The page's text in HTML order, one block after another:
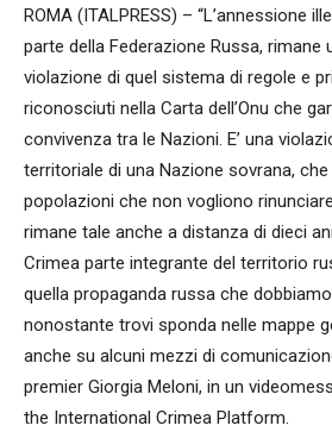
ROMA (ITALPRESS) – “L’annessione
parte della Federazione Russa, rimane
violazione di quel sistema di regole e
riconosciuti nella Carta dell’Onu che
convivenza tra le Nazioni. E’ una
territoriale di una Nazione sovrana,
popolazioni che non vogliono
rimane tale anche a distanza di dieci
Crimea parte integrante del territorio
quella propaganda russa che
nonostante trovi sponda nelle mappe
anche su alcuni mezzi di
premier Giorgia Meloni, in un
the International Crimea Platform.